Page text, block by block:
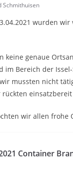
Schmithuisen
wurden
keine genaue
im Bereich der
mussten nicht
wir allen frohe
Container